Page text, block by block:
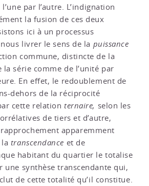
l’une par l’autre. L’indignation
la fusion de ces deux
ici à un processus
livrer le sens de la puissance
commune, distincte de la
série comme de l’unité par
En effet, le redoublement de
dehors de la réciprocité
cette relationternaire, selon les
de tiers et d’autre,
apparemment
transcendance et de
habitant du quartier le totalise
une synthèse transcendante qui,
de cette totalité qu’il constitue.